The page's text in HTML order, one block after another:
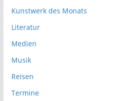
Kunstwerk des Monats
Literatur
Medien
Musik
Reisen
Termine